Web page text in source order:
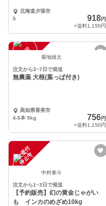
北海道夕張市
5
918円
+送料1,150円
注
文
受
付
停
止 菊地雄太
注文から3~7日で発送
無農薬 大根(葉っぱ付き)
高知県香美市
4-5本 5kg
756円
+送料1,150円
注
文
受
付
停
止
中
中村泰斗
注文から1~3日で発送
【予約販売】幻の黄金じゃがい
も インカのめざめ10kg